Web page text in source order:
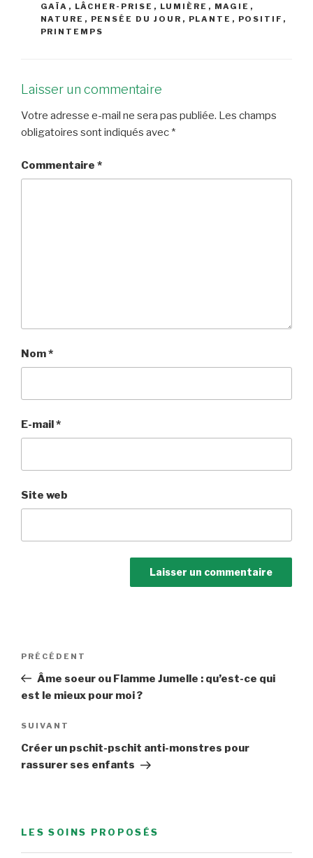
GAÏA , LÂCHER-PRISE , LUMIÈRE , MAGIE ,
NATURE , PENSÉE DU JOUR , PLANTE , POSITIF ,
PRINTEMPS
Laisser un commentaire
Votre adresse e-mail ne sera pas publiée. Les champs
obligatoires sont indiqués avec *
Commentaire *
Nom*
E-mail*
Site web
Navigation
l’article
Article
précédent
PRÉCÉDENT
Âme soeur ou Flamme Jumelle : qu’est-ce qui
est le mieux pour moi ?
Article
suivant
SUIVANT
Créer un pschit-pschit anti-monstres pour
rassurer ses enfants
LES SOINS PROPOSÉS